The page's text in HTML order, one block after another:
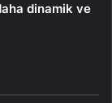
dinamik ve